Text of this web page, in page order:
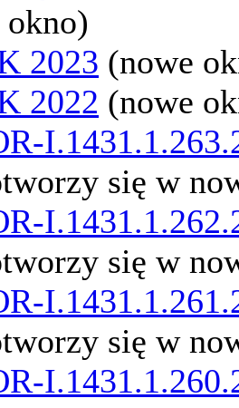
2023 (nowe
2022 (nowe
się w
się w
się w